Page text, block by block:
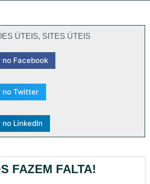
ÚTEIS, SITES ÚTEIS
Facebook
no Twitter
LinkedIn
FAZEM FALTA!